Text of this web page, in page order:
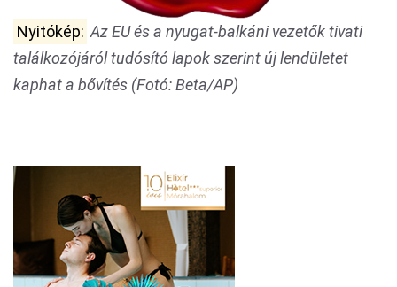
Nyitókép: Az EU és a nyugat-balkáni vezetők tivati
találkozójáról tudósító lapok szerint új lendületet
kaphat a bővítés (Fotó: Beta/AP)